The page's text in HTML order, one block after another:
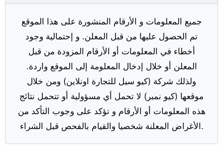
جميع المعلومات و الأرقام المنشورة على هذا الموقع
تم الحصول عليها من قبل المعلن. و إحتمالية وجود
أخطاء في المعلومات أو الأرقام المزودة من قبل
المعلن أو خلال إدخال المعلومة إلى الموقع واردة.
ولذلك شركة (كيو سيل للتجارة اونلاين) ومن خلال
موقعها (كيو نمبر) لا تحمل أي مسؤولية أو تتحمل نتائج
هذه المعلومات أو الأرقام و تؤكد على وجوب التأكد من
الأغراض المعلنة شخصيا والقيام بالفحص قبل الشراء.